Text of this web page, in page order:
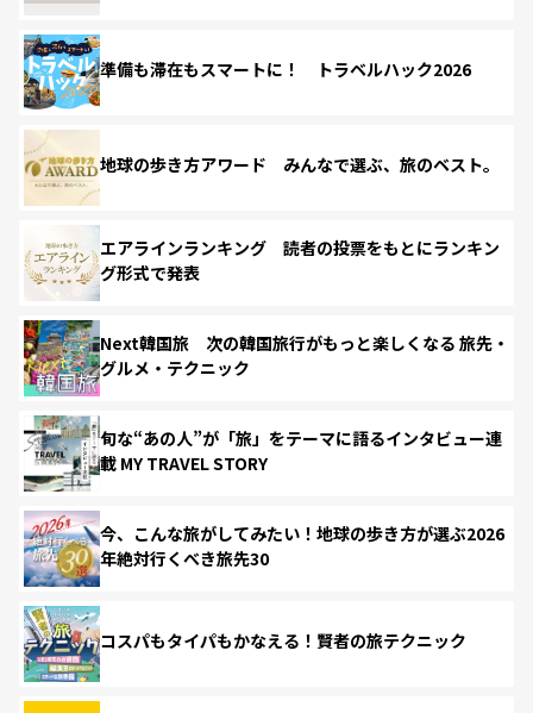
準備も滞在もスマートに！ トラベルハック2026
地球の歩き方アワード みんなで選ぶ、旅のベスト。
エアラインランキング 読者の投票をもとにランキン
グ形式で発表
Next韓国旅 次の韓国旅行がもっと楽しくなる 旅先・
グルメ・テクニック
旬な“あの人”が「旅」をテーマに語るインタビュー連
載 MY TRAVEL STORY
今、こんな旅がしてみたい！地球の歩き方が選ぶ2026
年絶対行くべき旅先30
コスパもタイパもかなえる！賢者の旅テクニック